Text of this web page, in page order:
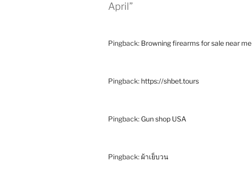
April”
Pingback: Browning firearms for sale near me
Pingback: https://shbet.tours
Pingback: Gun shop USA
Pingback: ผ้าเย็บวน